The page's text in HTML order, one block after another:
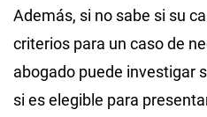
Además, si no sabe si su
criterios para un caso de
abogado puede investigar
si es elegible para